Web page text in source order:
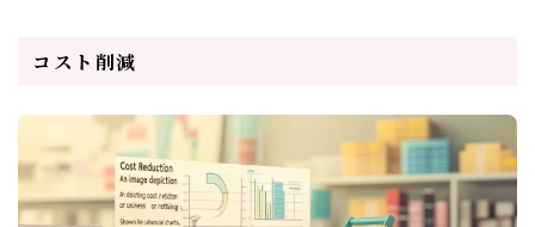
コスト削減